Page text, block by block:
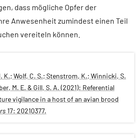
dass mögliche Opfer der
Anwesenheit zumindest einen Teil
vereiteln können.
K.; Wolf, C. S.; Stenstrom, K.; Winnicki, S.
M. E. & Gill, S. A. (2021): Referential
vigilance in a host of an avian brood
17: 20210377.